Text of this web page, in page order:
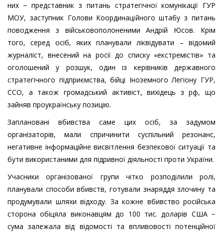
них − представник з питань стратегічної комунікації ГУР
МОУ, заступник Голови Координаційного штабу з питань
поводження з військовополоненими Андрій Юсов. Крім
того, серед осіб, яких планували ліквідувати – відомий
журналіст, внесений на росії до списку «екстремістів» та
оголошений у розшук, один із керівників державного
стратегічного підприємства, бійці Іноземного Легіону ГУР,
ССО, а також громадський активіст, вихідець з рф, що
зайняв проукраїнську позицію.
Заплановані вбивства саме цих осіб, за задумом
організаторів, мали спричинити суспільний резонанс,
негативне інформаційне висвітлення безпекової ситуації та
бути використаними для підривної діяльності проти України.
Учасники організованої групи чітко розподілили ролі,
планували способи вбивств, готували знаряддя злочину та
продумували шляхи відходу. За кожне вбивство російська
сторона обіцяла виконавцям до 100 тис. доларів США −
сума залежала від відомості та впливовості потенційної